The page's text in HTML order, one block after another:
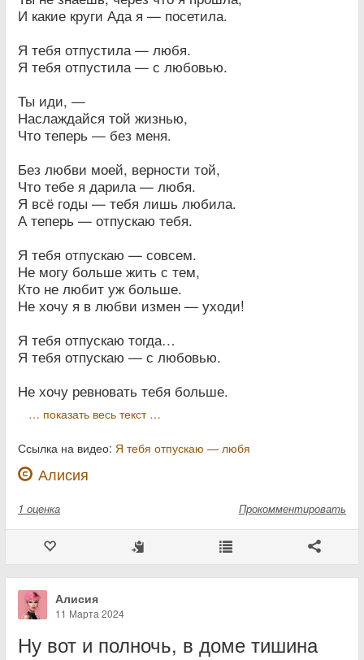
И какие круги Ада я — посетила.
Я тебя отпустила — любя.
Я тебя отпустила — с любовью.
Ты иди, —
Наслаждайся той жизнью,
Что теперь — без меня.
Без любви моей, верности той,
Что тебе я дарила — любя.
Я всё годы — тебя лишь любила.
А теперь — отпускаю тебя.
Я тебя отпускаю — совсем.
Не могу больше жить с тем,
Кто не любит уж больше.
Не хочу я в любви измен — уходи!
Я тебя отпускаю тогда…
Я тебя отпускаю — с любовью.
Не хочу ревновать тебя больше.
… показать весь текст …
Ссылка на видео: Я тебя отпускаю — любя
Алисия
1 оценка Прокомментировать
Алисия
11 Марта 2024
Ну вот и полночь, в доме тишина